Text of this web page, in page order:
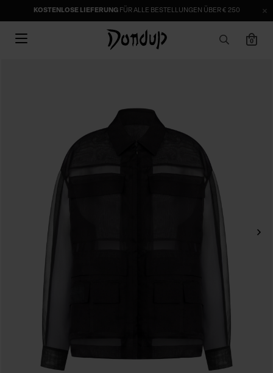
KOSTENLOSE LIEFERUNGFÜR ALLE BESTELLUNGEN ÜBER € 250
0